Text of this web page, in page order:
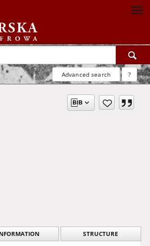
Advanced search ?
STRUCTURE